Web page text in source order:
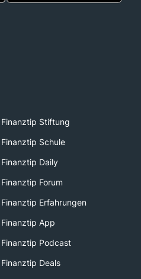
Finanztip Stiftung
Finanztip Schule
Finanztip Daily
Finanztip Forum
Finanztip Erfahrungen
Finanztip App
Finanztip Podcast
Finanztip Deals